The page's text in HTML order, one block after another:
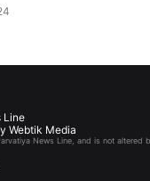
Line
Webtik Media
News Line, and is not altered